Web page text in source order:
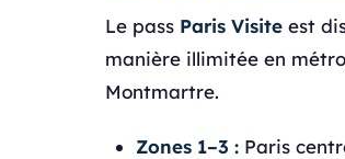
Le pass Paris Visite est
manière illimitée en
Montmartre.
Zones 1–3 : Paris